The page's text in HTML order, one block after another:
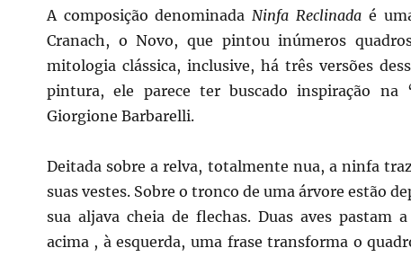
A composição denominadaNinfa Reclinada é
Cranach, o Novo, que pintou inúmeros
mitologia clássica, inclusive, há três versões
pintura, ele parece ter buscado inspiração na
Giorgione Barbarelli.
Deitada sobre a relva, totalmente nua, a ninfa
suas vestes. Sobre o tronco de uma árvore estão
sua aljava cheia de flechas. Duas aves pastam
acima , à esquerda, uma frase transforma o